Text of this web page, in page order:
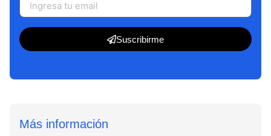
Suscribirme
Más información